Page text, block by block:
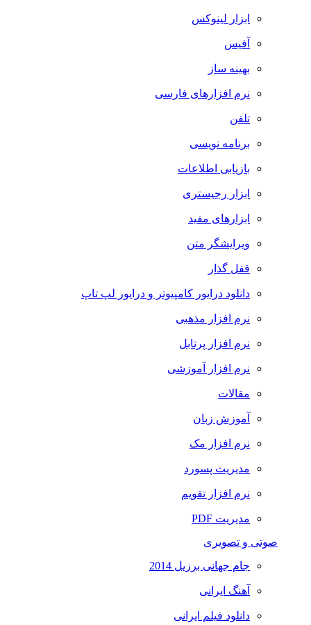
ابزار لینوکس
آفیس
بهینه ساز
نرم افزارهای فارسی
تلفن
برنامه نویسی
بازیابی اطلاعات
ابزار رجیستری
ابزارهای مفید
ویرایشگر متن
قفل گذار
دانلود درایور کامپیوتر و درایور لپ تاپ
نرم افزار مذهبی
نرم افزار پرتابل
نرم افزار آموزشی
مقالات
آموزش زبان
نرم افزار مک
مدیریت پسورد
نرم افزار تقویم
مدیریت PDF
صوتی و تصویری
جام جهانی برزیل 2014
آهنگ ایرانی
دانلود فیلم ایرانی